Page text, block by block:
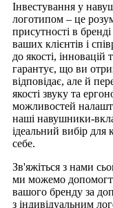
Інвестування у
логотипом – це
присутності в
ваших клієнтів і
до якості, інновацій
гарантує, що ви
відповідає, але й
якості звуку та
можливостей
наші навушники-
ідеальний вибір для
себе.
Зв'яжіться з нами
ми можемо
вашого бренду за
з індивідуальним